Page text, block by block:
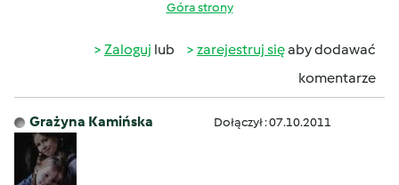
Góra strony
Zaloguj lub zarejestruj sięaby dodawać
komentarze
Grażyna Kamińska Dołączył : 07.10.2011